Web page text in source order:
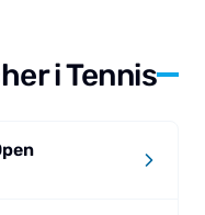
i Tennis